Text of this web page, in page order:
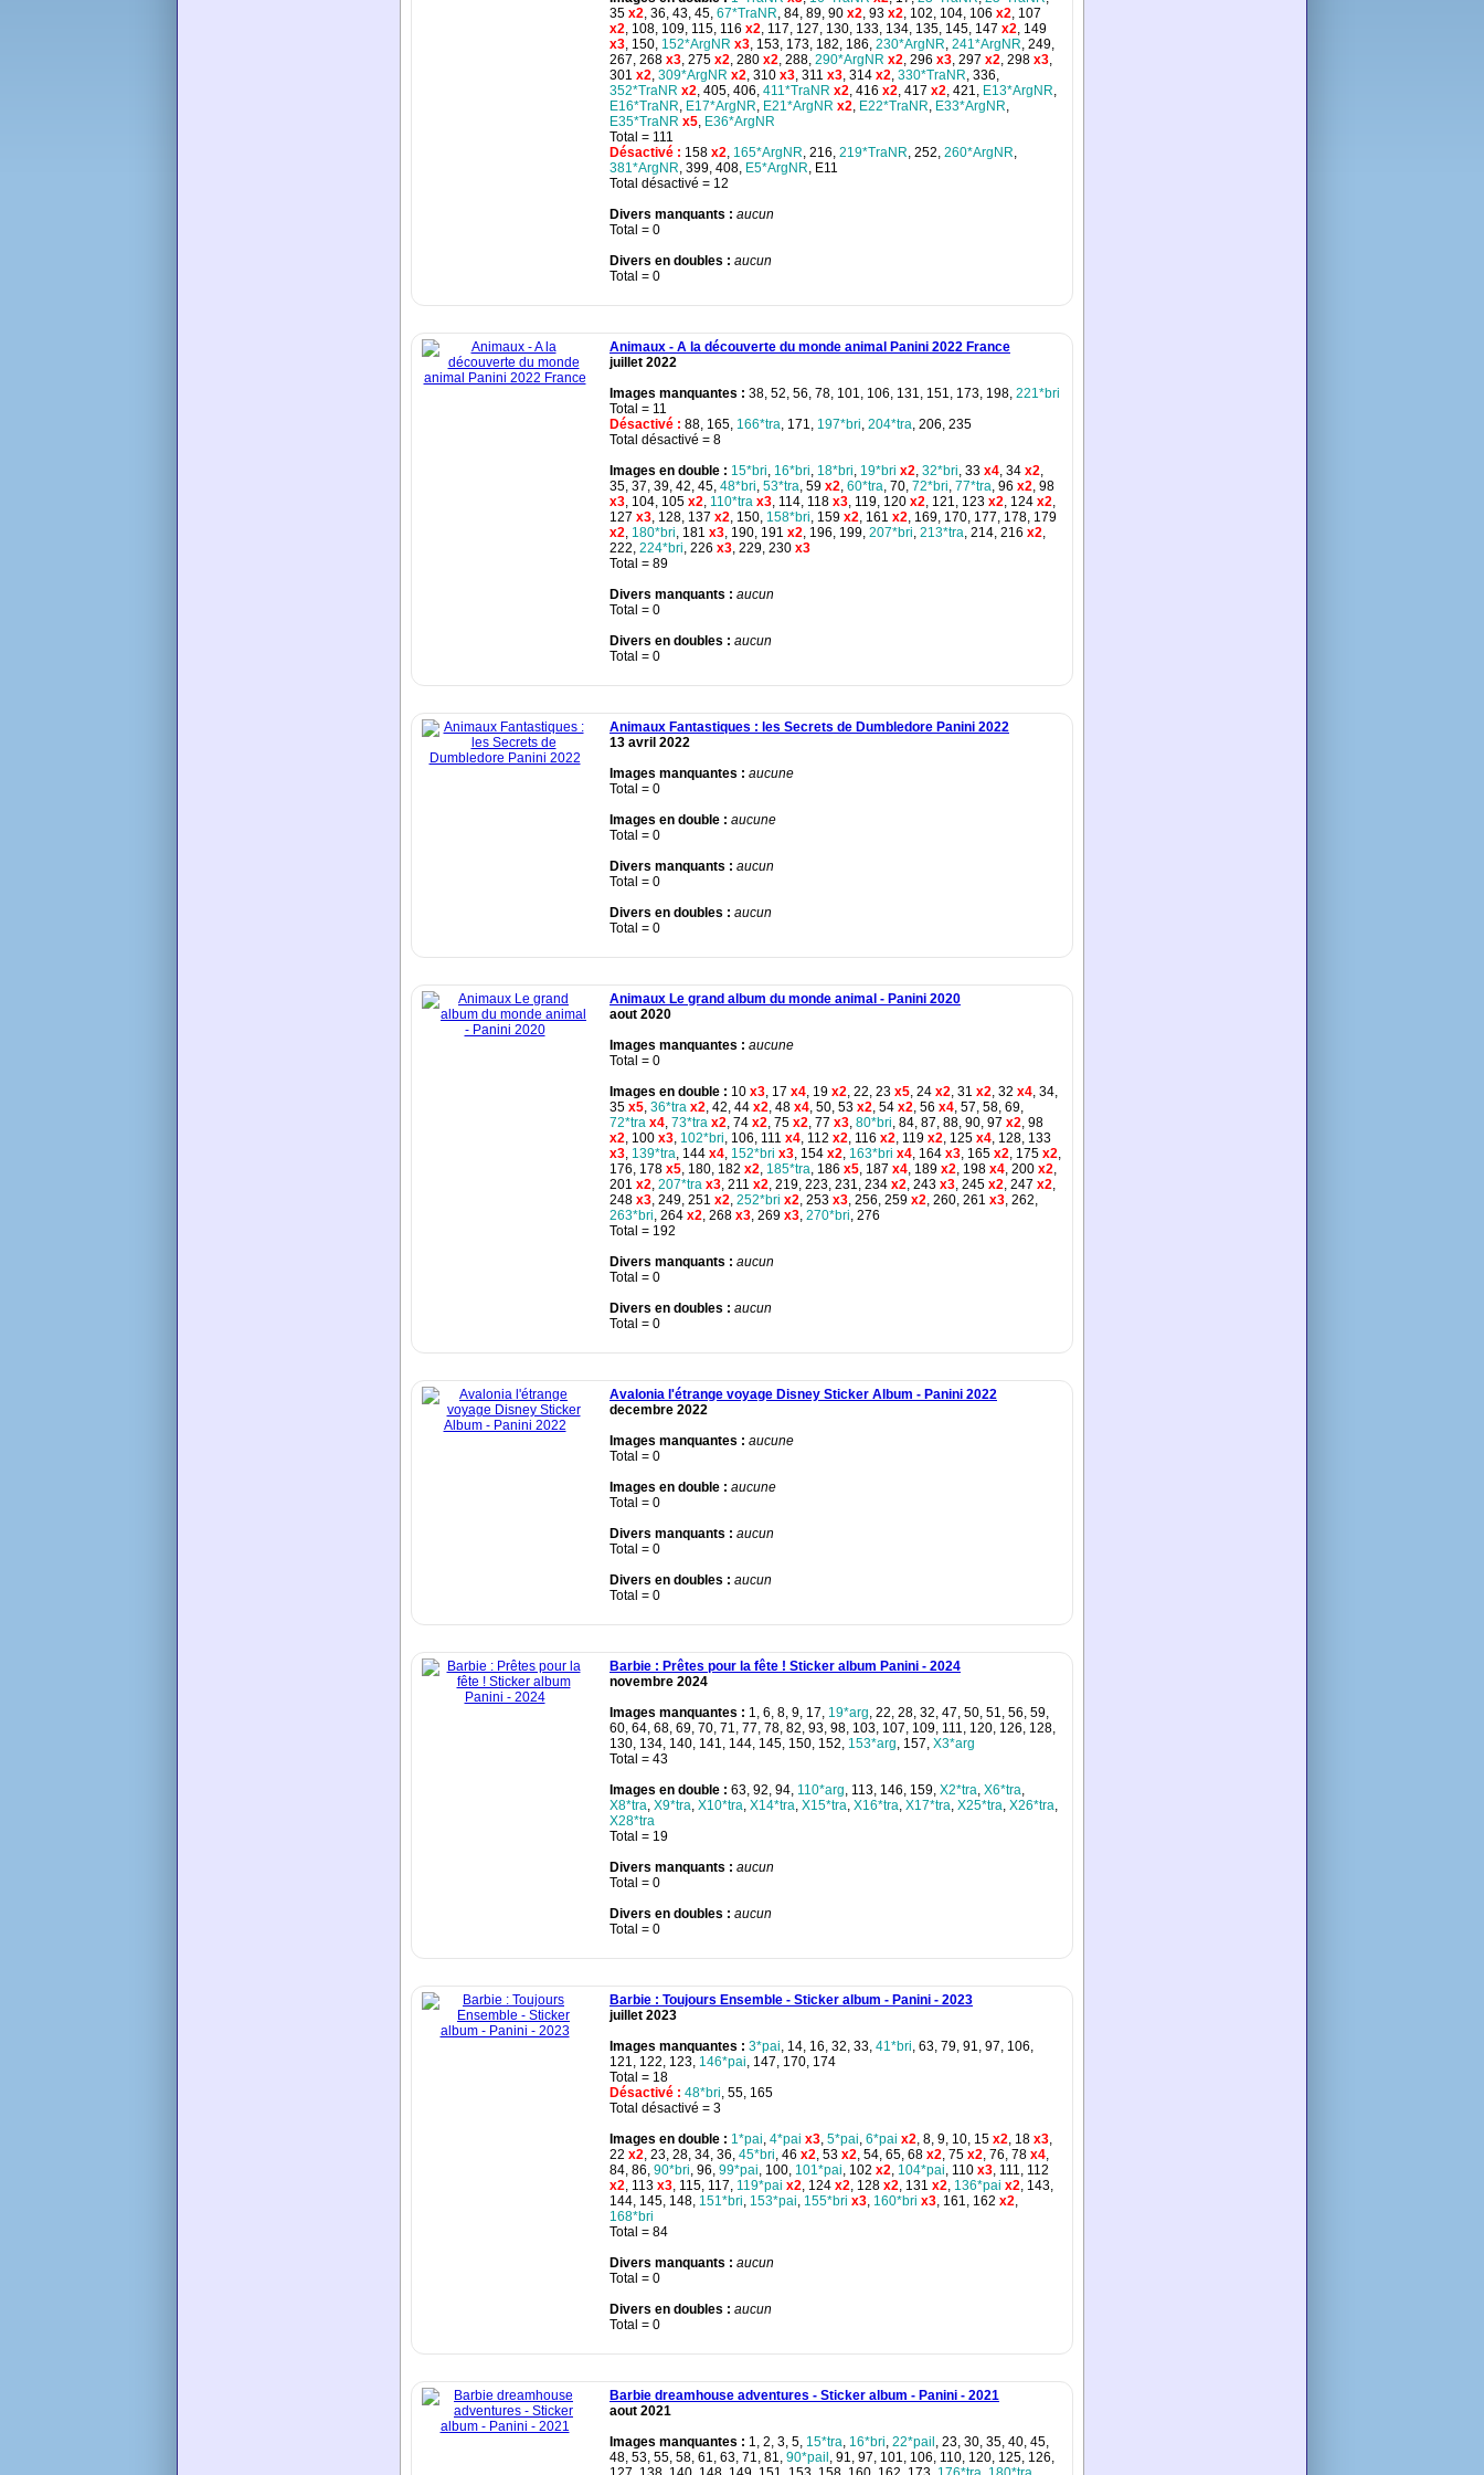
35 x2, 36, 43, 45, 67*TraNR, 84, 89, 90 x2, 93 x2, 102, 104, 106 x2, 107
x2, 108, 109, 115, 116 x2, 117, 127, 130, 133, 134, 135, 145, 147 x2, 149
x3, 150, 152*ArgNR x3, 153, 173, 182, 186, 230*ArgNR, 241*ArgNR, 249,
267, 268 x3, 275 x2, 280 x2, 288, 290*ArgNR x2, 296 x3, 297 x2, 298 x3,
301 x2, 309*ArgNR x2, 310 x3, 311 x3, 314 x2, 330*TraNR, 336,
352*TraNR x2, 405, 406, 411*TraNR x2, 416 x2, 417 x2, 421, E13*ArgNR,
E16*TraNR, E17*ArgNR, E21*ArgNR x2, E22*TraNR, E33*ArgNR,
E35*TraNR x5, E36*ArgNR
Total = 111
Désactivé : 158 x2, 165*ArgNR, 216, 219*TraNR, 252, 260*ArgNR,
381*ArgNR, 399, 408, E5*ArgNR, E11
Total désactivé = 12
Divers manquants : aucun
Total = 0
Divers en doubles : aucun
Total = 0
Animaux - A la découverte du monde animal Panini 2022 France
juillet 2022
Images manquantes : 38, 52, 56, 78, 101, 106, 131, 151, 173, 198, 221*bri
Total = 11
Désactivé : 88, 165, 166*tra, 171, 197*bri, 204*tra, 206, 235
Total désactivé = 8
Images en double : 15*bri, 16*bri, 18*bri, 19*bri x2, 32*bri, 33 x4, 34 x2,
35, 37, 39, 42, 45, 48*bri, 53*tra, 59 x2, 60*tra, 70, 72*bri, 77*tra, 96 x2, 98
x3, 104, 105 x2, 110*tra x3, 114, 118 x3, 119, 120 x2, 121, 123 x2, 124 x2,
127 x3, 128, 137 x2, 150, 158*bri, 159 x2, 161 x2, 169, 170, 177, 178, 179
x2, 180*bri, 181 x3, 190, 191 x2, 196, 199, 207*bri, 213*tra, 214, 216 x2,
222, 224*bri, 226 x3, 229, 230 x3
Total = 89
Divers manquants : aucun
Total = 0
Divers en doubles : aucun
Total = 0
Animaux Fantastiques : les Secrets de Dumbledore Panini 2022
13 avril 2022
Images manquantes : aucune
Total = 0
Images en double : aucune
Total = 0
Divers manquants : aucun
Total = 0
Divers en doubles : aucun
Total = 0
Animaux Le grand album du monde animal - Panini 2020
aout 2020
Images manquantes : aucune
Total = 0
Images en double : 10 x3, 17 x4, 19 x2, 22, 23 x5, 24 x2, 31 x2, 32 x4, 34,
35 x5, 36*tra x2, 42, 44 x2, 48 x4, 50, 53 x2, 54 x2, 56 x4, 57, 58, 69,
72*tra x4, 73*tra x2, 74 x2, 75 x2, 77 x3, 80*bri, 84, 87, 88, 90, 97 x2, 98
x2, 100 x3, 102*bri, 106, 111 x4, 112 x2, 116 x2, 119 x2, 125 x4, 128, 133
x3, 139*tra, 144 x4, 152*bri x3, 154 x2, 163*bri x4, 164 x3, 165 x2, 175 x2,
176, 178 x5, 180, 182 x2, 185*tra, 186 x5, 187 x4, 189 x2, 198 x4, 200 x2,
201 x2, 207*tra x3, 211 x2, 219, 223, 231, 234 x2, 243 x3, 245 x2, 247 x2,
248 x3, 249, 251 x2, 252*bri x2, 253 x3, 256, 259 x2, 260, 261 x3, 262,
263*bri, 264 x2, 268 x3, 269 x3, 270*bri, 276
Total = 192
Divers manquants : aucun
Total = 0
Divers en doubles : aucun
Total = 0
Avalonia l'étrange voyage Disney Sticker Album - Panini 2022
decembre 2022
Images manquantes : aucune
Total = 0
Images en double : aucune
Total = 0
Divers manquants : aucun
Total = 0
Divers en doubles : aucun
Total = 0
Barbie : Prêtes pour la fête ! Sticker album Panini - 2024
novembre 2024
Images manquantes : 1, 6, 8, 9, 17, 19*arg, 22, 28, 32, 47, 50, 51, 56, 59,
60, 64, 68, 69, 70, 71, 77, 78, 82, 93, 98, 103, 107, 109, 111, 120, 126, 128,
130, 134, 140, 141, 144, 145, 150, 152, 153*arg, 157, X3*arg
Total = 43
Images en double : 63, 92, 94, 110*arg, 113, 146, 159, X2*tra, X6*tra,
X8*tra, X9*tra, X10*tra, X14*tra, X15*tra, X16*tra, X17*tra, X25*tra, X26*tra,
X28*tra
Total = 19
Divers manquants : aucun
Total = 0
Divers en doubles : aucun
Total = 0
Barbie : Toujours Ensemble - Sticker album - Panini - 2023
juillet 2023
Images manquantes : 3*pai, 14, 16, 32, 33, 41*bri, 63, 79, 91, 97, 106,
121, 122, 123, 146*pai, 147, 170, 174
Total = 18
Désactivé : 48*bri, 55, 165
Total désactivé = 3
Images en double : 1*pai, 4*pai x3, 5*pai, 6*pai x2, 8, 9, 10, 15 x2, 18 x3,
22 x2, 23, 28, 34, 36, 45*bri, 46 x2, 53 x2, 54, 65, 68 x2, 75 x2, 76, 78 x4,
84, 86, 90*bri, 96, 99*pai, 100, 101*pai, 102 x2, 104*pai, 110 x3, 111, 112
x2, 113 x3, 115, 117, 119*pai x2, 124 x2, 128 x2, 131 x2, 136*pai x2, 143,
144, 145, 148, 151*bri, 153*pai, 155*bri x3, 160*bri x3, 161, 162 x2,
168*bri
Total = 84
Divers manquants : aucun
Total = 0
Divers en doubles : aucun
Total = 0
Barbie dreamhouse adventures - Sticker album - Panini - 2021
aout 2021
Images manquantes : 1, 2, 3, 5, 15*tra, 16*bri, 22*pail , 23, 30, 35, 40, 45,
48, 53, 55, 58, 61, 63, 71, 81, 90*pail , 91, 97, 101, 106, 110, 120, 125, 126,